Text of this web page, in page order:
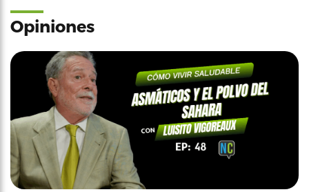
Opiniones